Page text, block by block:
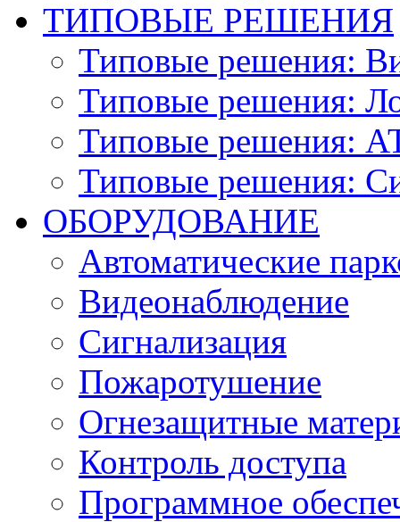
ТИПОВЫЕ РЕШЕНИЯ
Типовые решения:
Типовые решения:
Типовые решения:
Типовые решения:
ОБОРУДОВАНИЕ
Автоматические
Видеонаблюдение
Сигнализация
Пожаротушение
Огнезащитные
Контроль доступа
Программное